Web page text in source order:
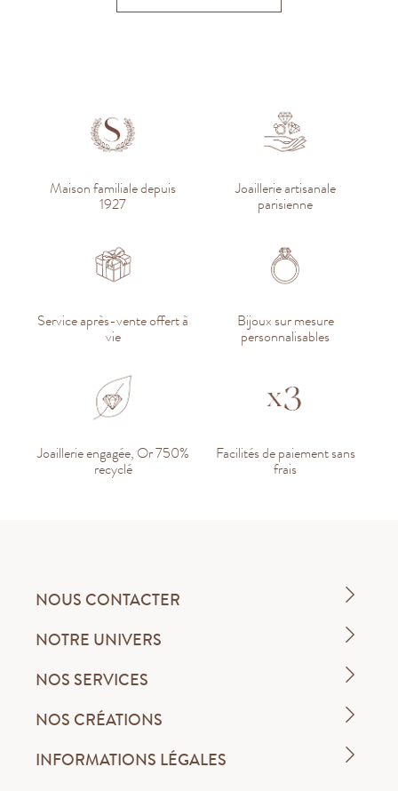
Maison familiale depuis
1927
Joaillerie artisanale
parisienne
Service après-vente offert à
vie
Bijoux sur mesure
personnalisables
Joaillerie engagée, Or 750%
recyclé
Facilités de paiement sans
frais
NOUS CONTACTER
NOTRE UNIVERS
NOS SERVICES
NOS CRÉATIONS
INFORMATIONS LÉGALES